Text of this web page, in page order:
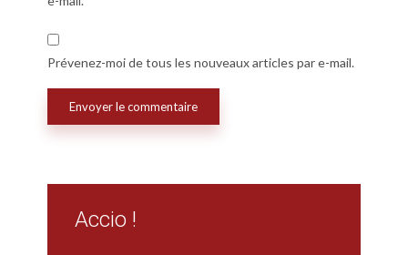
Prévenez-moi de tous les nouveaux articles par e-mail.
Accio !